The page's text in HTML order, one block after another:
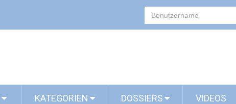
KATEGORIEN DOSSIERS VIDEOS